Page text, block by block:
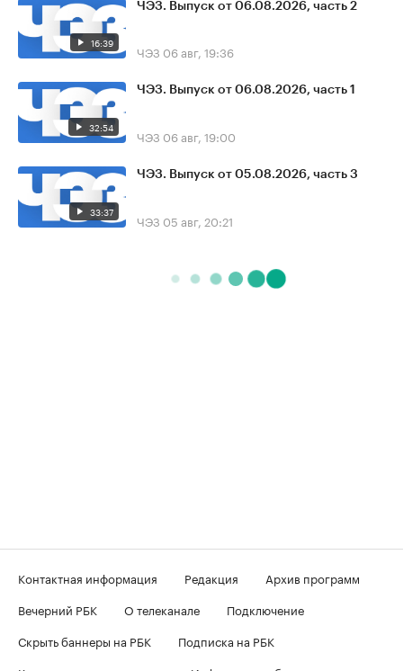
16:39
ЧЭЗ. Выпуск от 06.08.2026, часть 2
ЧЭЗ 06 авг, 19:36
32:54
ЧЭЗ. Выпуск от 06.08.2026, часть 1
ЧЭЗ 06 авг, 19:00
33:37
ЧЭЗ. Выпуск от 05.08.2026, часть 3
ЧЭЗ 05 авг, 20:21
Контактная информация Редакция
Архив программ
Вечерний РБК
О телеканале
Подключение
Скрыть баннеры на РБК
Подписка на РБК